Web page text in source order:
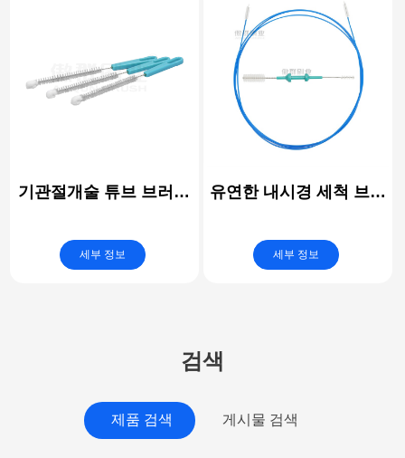
기관절개술 튜브 브러쉬
라 세척 브러쉬
세부 정보
유연한 내시경 세척 브러
& 의료용 강모
세부 정보
검색
제품 검색 게시물 검색